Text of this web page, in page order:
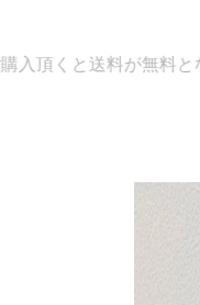
となります。